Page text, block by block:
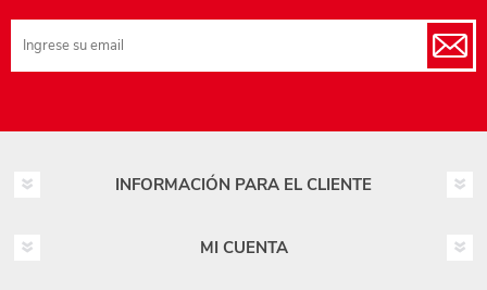
INFORMACIÓN PARA EL CLIENTE
MI CUENTA